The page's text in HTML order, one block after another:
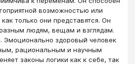
возможностью или
только они представятся. Он
людям, вещам и взглядам.
Эмоционально здоровый человек
рациональным и научным
законы логики как к себе, так